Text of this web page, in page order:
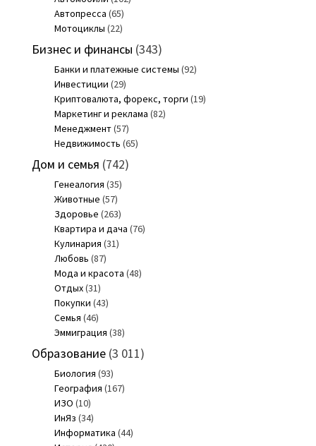
Автопресса (65)
Мотоциклы (22)
Бизнес и финансы (343)
Банки и платежные системы (92)
Инвестиции (29)
Криптовалюта, форекс, торги (19)
Маркетинг и реклама (82)
Менеджмент(57)
Недвижимость (65)
Дом и семья (742)
Генеалогия (35)
Животные (57)
Здоровье (263)
Квартира и дача (76)
Кулинария (31)
Любовь (87)
Мода и красота (48)
Отдых(31)
Покупки (43)
Семья (46)
Эммиграция (38)
Образование(3 011)
Биология (93)
География (167)
ИЗО (10)
ИнЯз (34)
Информатика (44)